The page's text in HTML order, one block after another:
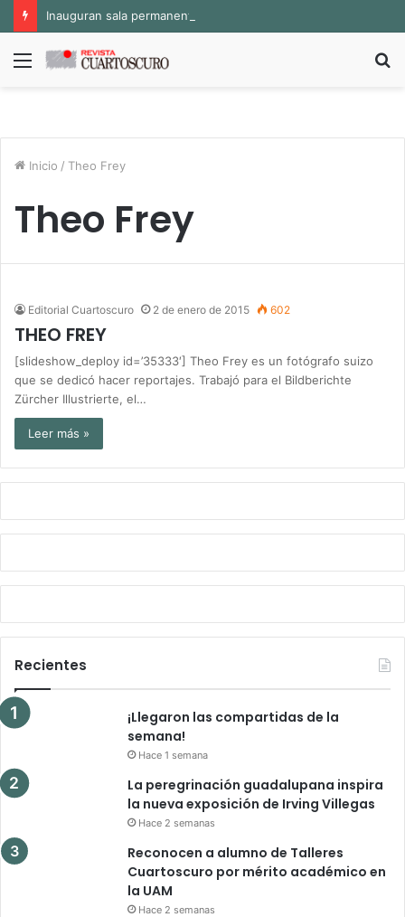
Menú
Inicio / Theo Frey
Theo Frey
Editorial Cuartoscuro 2 de enero de 2015 602
THEO FREY
[slideshow_deploy id=’35333′] Theo Frey es un fotógrafo suizo
que se dedicó hacer reportajes. Trabajó para el Bildberichte
Zürcher Illustrierte, el…
Leer más »
Recientes
¡Llegaron las compartidas de la
semana!
Hace 1 semana
La peregrinación guadalupana inspira
la nueva exposición de Irving Villegas
Hace 2 semanas
Reconocen a alumno de Talleres
Cuartoscuro por mérito académico en
la UAM
Hace 2 semanas